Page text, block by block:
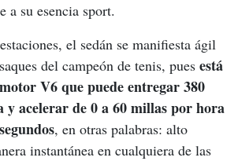
a su esencia sport.
el sedán se manifiesta ágil
del campeón de tenis, pues está
V6 que puede entregar 380
y acelerar de 0 a 60 millas por hora
, en otras palabras: alto
instantánea en cualquiera de las